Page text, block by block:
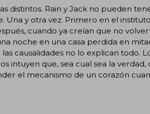
distintos. Rain y Jack no pueden
Una y otra vez. Primero en el
cuando ya creían que no
noche en una casa perdida en
causalidades no lo explican todo.
intuyen que, sea cual sea la verdad,
el mecanismo de un corazón